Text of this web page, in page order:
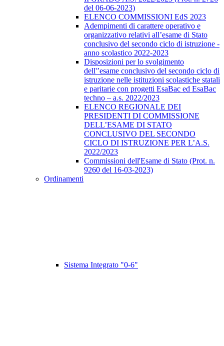
del 06-06-2023)
ELENCO COMMISSIONI EdS 2023
Adempimenti di carattere operativo e
organizzativo relativi all’esame di Stato
conclusivo del secondo ciclo di istruzione -
anno scolastico 2022-2023
Disposizioni per lo svolgimento
dell'’esame conclusivo del secondo ciclo di
istruzione nelle istituzioni scolastiche statali
e paritarie con progetti EsaBac ed EsaBac
techno – a.s. 2022/2023
ELENCO REGIONALE DEI
PRESIDENTI DI COMMISSIONE
DELL’ESAME DI STATO
CONCLUSIVO DEL SECONDO
CICLO DI ISTRUZIONE PER L’A.S.
2022/2023
Commissioni dell'Esame di Stato (Prot. n.
9260 del 16-03-2023)
Ordinamenti
Sistema Integrato "0-6"